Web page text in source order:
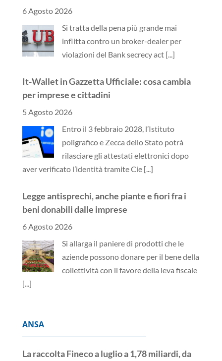
6 Agosto 2026
Si tratta della pena più grande mai
inflitta contro un broker-dealer per
violazioni del Bank secrecy act [...]
It-Wallet in Gazzetta Ufficiale: cosa cambia
per imprese e cittadini
5 Agosto 2026
Entro il 3 febbraio 2028, l’Istituto
poligrafico e Zecca dello Stato potrà
rilasciare gli attestati elettronici dopo
aver verificato l’identità tramite Cie [...]
Legge antisprechi, anche piante e fiori fra i
beni donabili dalle imprese
6 Agosto 2026
Si allarga il paniere di prodotti che le
aziende possono donare per il bene della
collettività con il favore della leva fiscale
[...]
ANSA
La raccolta Fineco a luglio a 1,78 miliardi, da